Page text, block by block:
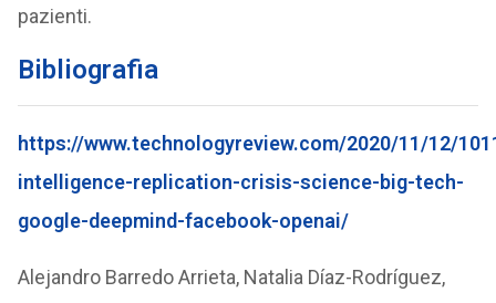
pazienti.
Bibliografia
https://www.technologyreview.com/2020/11/12/
intelligence-replication-crisis-science-big-tech-
google-deepmind-facebook-openai/
Alejandro Barredo Arrieta, Natalia Díaz-Rodríguez,